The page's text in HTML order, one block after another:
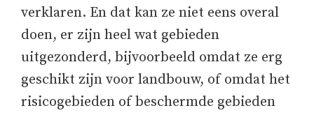
verklaren. En dat kan ze niet eens overal
doen, er zijn heel wat gebieden
uitgezonderd, bijvoorbeeld omdat ze erg
geschikt zijn voor landbouw, of omdat het
risicogebieden of beschermde gebieden